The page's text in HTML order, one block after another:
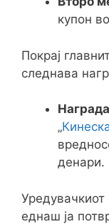
купон
Покрај
следнава
„
денари.
Уредувачкиот
еднаш ја